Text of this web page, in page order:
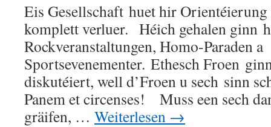
Eis Gesellschaft huet hir
komplett verluer. Héich gehalen ginn
Rockveranstaltungen, Homo-Paraden a
Sportsevenementer. Ethesch Froen
diskutéiert, well d’Froen u sech sinn
Panem et circenses! Muss een sech
gräifen, … Weiterlesen →